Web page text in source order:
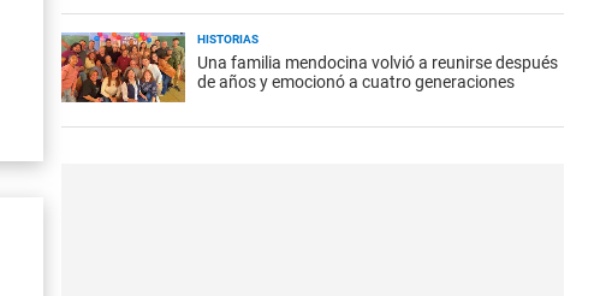
HISTORIAS
Una familia mendocina volvió a reunirse después
de años y emocionó a cuatro generaciones